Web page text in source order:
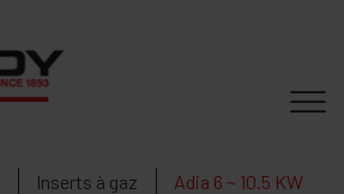
Inserts à gaz Adia 6 ~ 10.5 KW